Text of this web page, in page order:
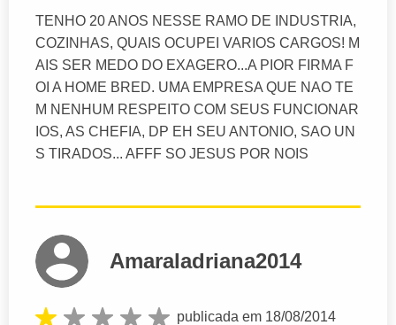
TENHO 20 ANOS NESSE RAMO DE INDUSTRIA,
COZINHAS, QUAIS OCUPEI VARIOS CARGOS! M
AIS SER MEDO DO EXAGERO...A PIOR FIRMA F
OI A HOME BRED. UMA EMPRESA QUE NAO TE
M NENHUM RESPEITO COM SEUS FUNCIONAR
IOS, AS CHEFIA, DP EH SEU ANTONIO, SAO UN
S TIRADOS... AFFF SO JESUS POR NOIS
Amaraladriana2014
publicada em 18/08/2014